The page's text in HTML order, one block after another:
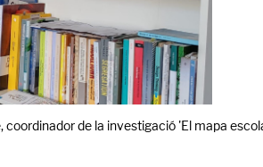
de la investigació 'El mapa